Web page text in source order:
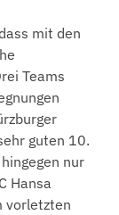
mit den
Teams
guten 10.
nur
Hansa
vorletzten